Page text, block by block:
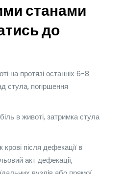
станами
до
на протязі останніх 6-8
стула, погіршення
в животі, затримка стула
після дефекації в
акт дефекації,